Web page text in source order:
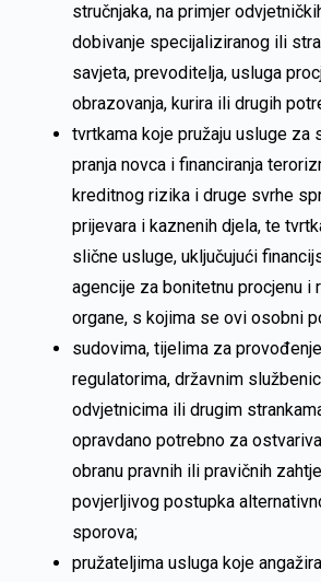
stručnjaka, na primjer
dobivanje specijaliziranog ili
savjeta, prevoditelja, usluga
obrazovanja, kurira ili drugih
tvrtkama koje pružaju usluge za
pranja novca i financiranja
kreditnog rizika i druge svrhe
prijevara i kaznenih djela, te
slične usluge, uključujući
agencije za bonitetnu procjenu i
organe, s kojima se ovi osobni
sudovima, tijelima za
regulatorima, državnim
odvjetnicima ili drugim
opravdano potrebno za
obranu pravnih ili pravičnih
povjerljivog postupka
sporova;
pružateljima usluga koje